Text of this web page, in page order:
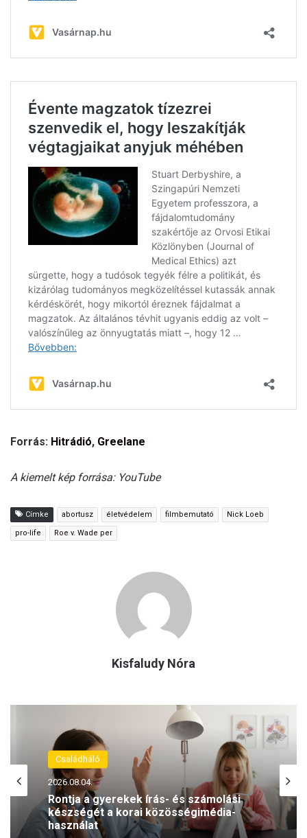
Forrás: Hitrádió, Greelane
A kiemelt kép forrása: YouTube
Címke abortusz életvédelem filmbemutató Nick Loeb
pro-life Roe v. Wade per
Kisfaludy Nóra
Családháló
2026.08.02.
Napozás és anyajegyek: mit szabad és
mit nem?